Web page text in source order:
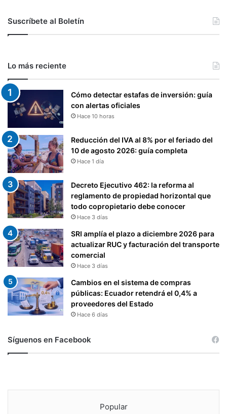
Suscríbete al Boletín
Lo más reciente
Cómo detectar estafas de inversión: guía
con alertas oficiales
Hace 10 horas
Reducción del IVA al 8% por el feriado del
10 de agosto 2026: guía completa
Hace 1 día
Decreto Ejecutivo 462: la reforma al
reglamento de propiedad horizontal que
todo copropietario debe conocer
Hace 3 días
SRI amplía el plazo a diciembre 2026 para
actualizar RUC y facturación del transporte
comercial
Hace 3 días
Cambios en el sistema de compras
públicas: Ecuador retendrá el 0,4% a
proveedores del Estado
Hace 6 días
Síguenos en Facebook
Popular